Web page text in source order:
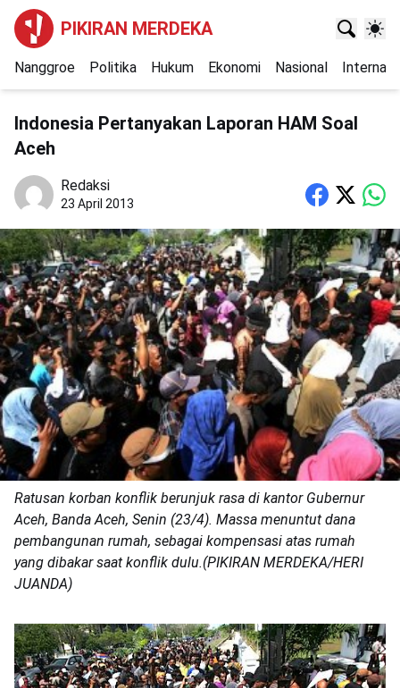
PIKIRAN MERDEKA
Nanggroe Politika Hukum Ekonomi Nasional
Indonesia Pertanyakan Laporan HAM Soal
Aceh
Redaksi
23 April 2013
Ratusan korban konflik berunjuk rasa di kantor Gubernur
Aceh, Banda Aceh, Senin (23/4). Massa menuntut dana
pembangunan rumah, sebagai kompensasi atas rumah
yang dibakar saat konflik dulu.(PIKIRAN MERDEKA/HERI
JUANDA)